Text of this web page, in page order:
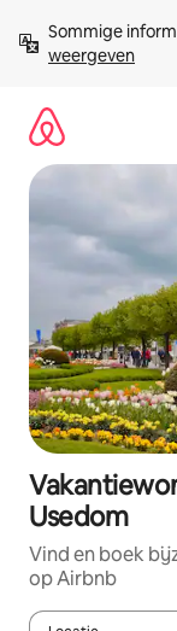
direct
naar
Sommige
weergeven
Usedom
Vind en boek
op Airbnb